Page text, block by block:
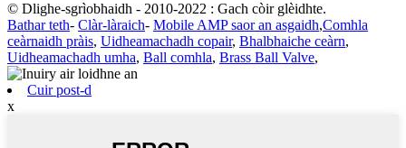
© Dlighe-sgrìobhaidh - 2010-2022 : Gach còir glèidhte.
Bathar teth- Clàr-làraich- Mobile AMP saor an asgaidh,Comhla
ceàrnaidh pràis, Uidheamachadh copair, Bhalbhaiche ceàrn,
Uidheamachadh umha, Ball comhla, Brass Ball Valve,
Cuir post-d
x